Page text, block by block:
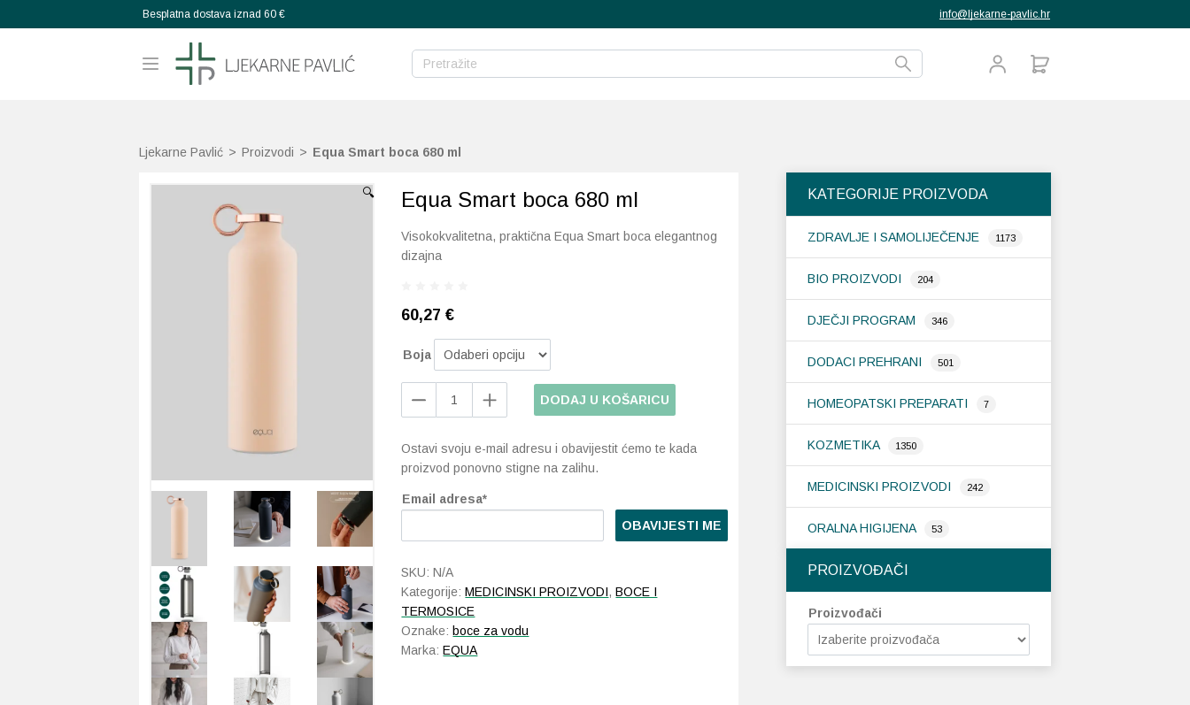
Besplatna dostava iznad 60 € info@ljekarne-pavlic.hr
Ljekarne Pavlić > Proizvodi > Equa Smart boca 680 ml
KATEGORIJE PROIZVODA
ZDRAVLJE I SAMOLIJEČENJE 1173
BIO PROIZVODI 204
DJEČJI PROGRAM 346
DODACI PREHRANI 501
HOMEOPATSKI PREPARATI 7
KOZMETIKA 1350
MEDICINSKI PROIZVODI 242
ORALNA HIGIJENA 53
PROIZVOĐAČI
Proizvođači
🔍 Equa Smart boca 680 ml
Visokokvalitetna, praktična Equa Smart boca elegantnog
dizajna
60,27 €
Boja
680
ml
DODAJ U KOŠARICU
Ostavi svoju e-mail adresu i obavijestit ćemo te kada
proizvod ponovno stigne na zalihu.
Email adresa*
OBAVIJESTI ME
SKU:N/A
Kategorije:MEDICINSKI PROIZVODI,BOCE I
TERMOSICE
Oznake: boce za vodu
Marka:EQUA